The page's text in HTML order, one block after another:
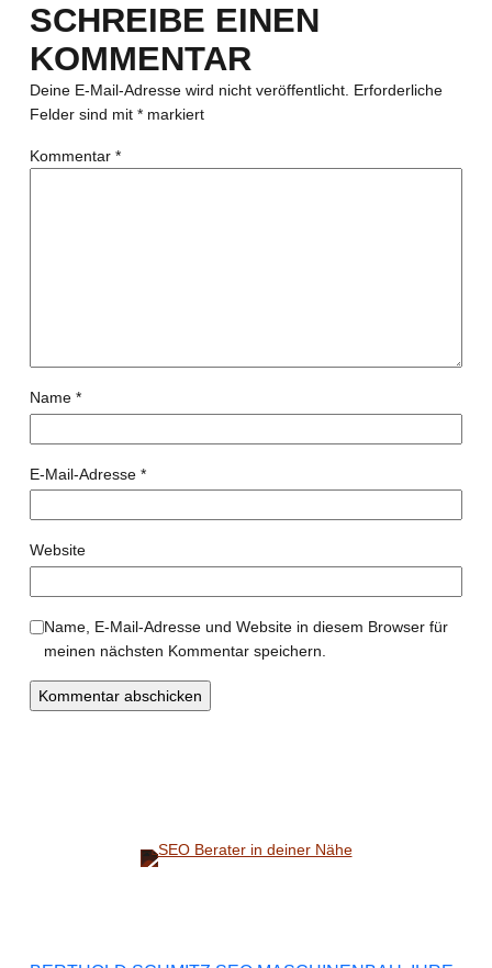
SCHREIBE EINEN
KOMMENTAR
Deine E-Mail-Adresse wird nicht veröffentlicht. Erforderliche
Felder sind mit *markiert
Kommentar *
Name *
E-Mail-Adresse *
Website
Name, E-Mail-Adresse und Website in diesem Browser für
meinen nächsten Kommentar speichern.